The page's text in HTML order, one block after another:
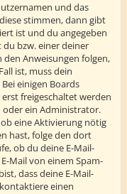
und das
stimmen, dann gibt
ist und du angegeben
du bzw. einer deiner
Anweisungen folgen,
ist, muss dein
einigen Boards
freigeschaltet werden
oder ein Administrator.
eine Aktivierung nötig
hast, folge den dort
ob du deine E-Mail-
Mail von einem Spam-
dass deine E-Mail-
einen